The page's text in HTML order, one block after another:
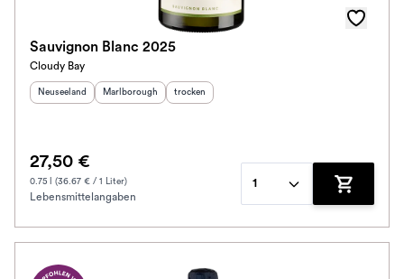
Sauvignon Blanc 2025
Cloudy Bay
Herkunftsland
Neuseeland Herkunftsregion
Marlborough Geschmack
trocken
27,50 €
0.75 l (36.67 € / 1 Liter)
Lebensmittelangaben
1
Zum